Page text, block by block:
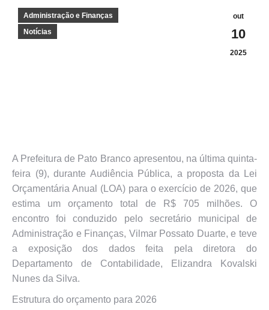
out
10
2025
Administração e Finanças
Notícias
A Prefeitura de Pato Branco apresentou, na última quinta-
feira (9), durante Audiência Pública, a proposta da Lei
Orçamentária Anual (LOA) para o exercício de 2026, que
estima um orçamento total de R$ 705 milhões. O
encontro foi conduzido pelo secretário municipal de
Administração e Finanças, Vilmar Possato Duarte, e teve
a exposição dos dados feita pela diretora do
Departamento de Contabilidade, Elizandra Kovalski
Nunes da Silva.
Estrutura do orçamento para 2026